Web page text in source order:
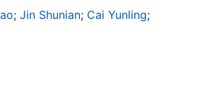
; Jin Shunian; Cai Yunling;